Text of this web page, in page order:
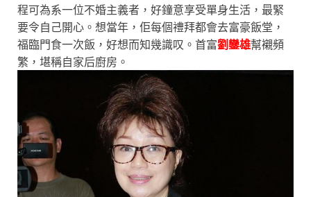
程可為系一位不婚主義者，好鐘意享受單身生活，最緊
要令自己開心。想當年，佢每個禮拜都會去富豪飯堂，
福臨門食一次飯，好想而知幾識叹。首富劉鑾雄幫襯頻
繁，堪稱自家后廚房。